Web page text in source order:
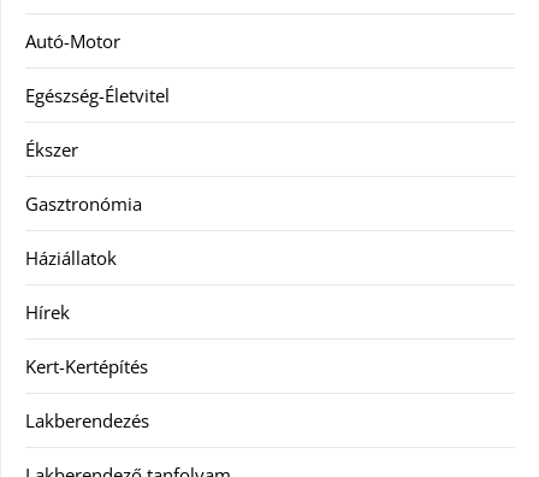
Autó-Motor
Egészség-Életvitel
Ékszer
Gasztronómia
Háziállatok
Hírek
Kert-Kertépítés
Lakberendezés